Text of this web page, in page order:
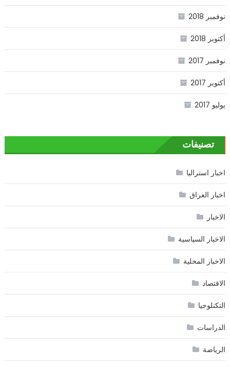
نوفمبر 2018
أكتوبر 2018
نوفمبر 2017
أكتوبر 2017
يوليو 2017
تصنيفات
اخبار استراليا
اخبار العراق
الاخبار
الاخبار السياسية
الاخبار المحلية
الاقتصاد
التكنلوجيا
الدراسات
الرياضة